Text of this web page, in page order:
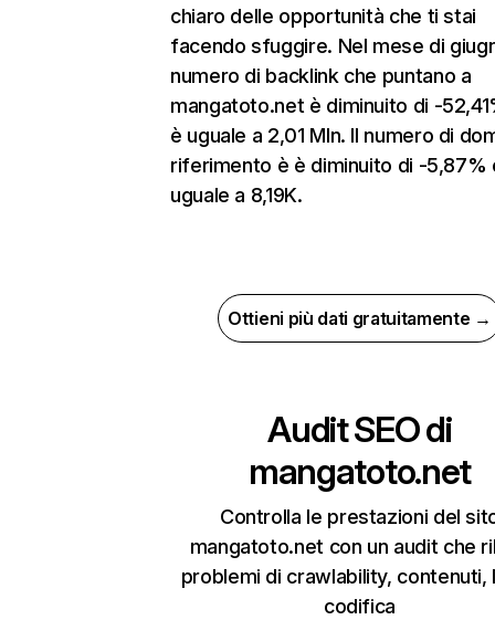
chiaro delle opportunità che ti stai
facendo sfuggire. Nel mese di
numero di backlink che puntano a
mangatoto.net è diminuito di -
è uguale a 2,01 Mln. Il numero di
riferimento è è diminuito di -5,87%
uguale a 8,19K.
Ottieni più dati gratuitamente →
Audit SEO di
mangatoto.net
Controlla le prestazioni del
mangatoto.net con un audit che
problemi di crawlability, contenuti,
codifica